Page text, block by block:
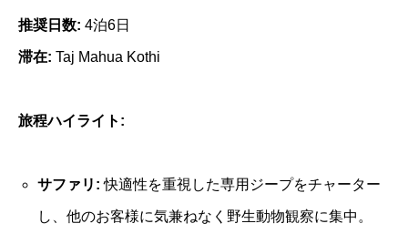
推奨日数: 4泊6日
滞在: Taj Mahua Kothi
旅程ハイライト:
サファリ: 快適性を重視した専用ジープをチャーター
し、他のお客様に気兼ねなく野生動物観察に集中。